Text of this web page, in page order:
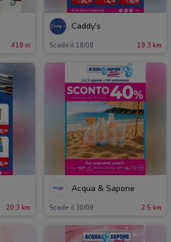
418 m
Caddy's
Scade il 18/08 19.3 km
20.3 km
Acqua & Sapone
Scade il 30/09 2.5 km